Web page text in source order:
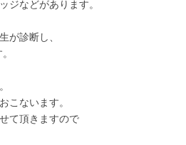
ジなどがあります。
が診断し、
こないます。
て頂きますので